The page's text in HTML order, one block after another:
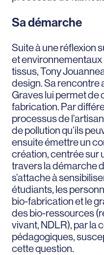
Sa démarche
Suite à une réflexion
et environnementaux
tissus, Tony
design. Sa rencontre
Graves lui permet de
fabrication. Par
processus de
de pollution qu’ils
ensuite émettre un
création, centrée sur
travers la démarche
s’attache à
étudiants, les
bio-fabrication et le
des bio-ressources
vivant, NDLR), par la
pédagogiques,
cette question.